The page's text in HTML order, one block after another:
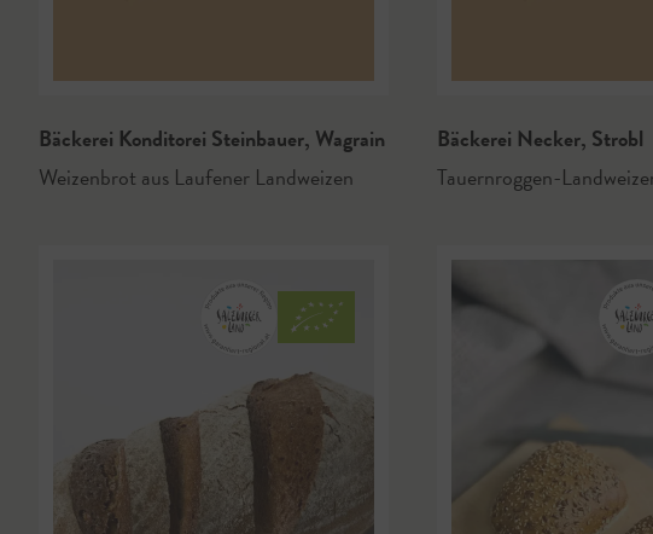
Bäckerei Konditorei Steinbauer, Wagrain
Weizenbrot aus Laufener Landweizen
Bäckerei Necker, Strobl
Tauernroggen-